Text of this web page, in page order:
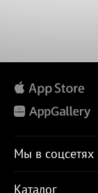
Мы в соцсетях
Каталог